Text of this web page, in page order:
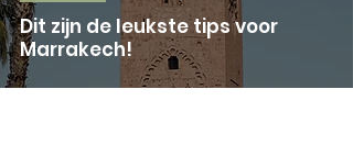
Dit zijn de leukste tips voor
Marrakech!